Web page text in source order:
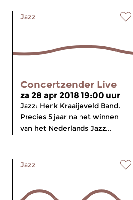
Jazz
Concertzender Live
za 28 apr 2018 19:00 uur
Jazz: Henk Kraaijeveld Band.
Precies 5 jaar na het winnen
van het Nederlands Jazz...
Jazz